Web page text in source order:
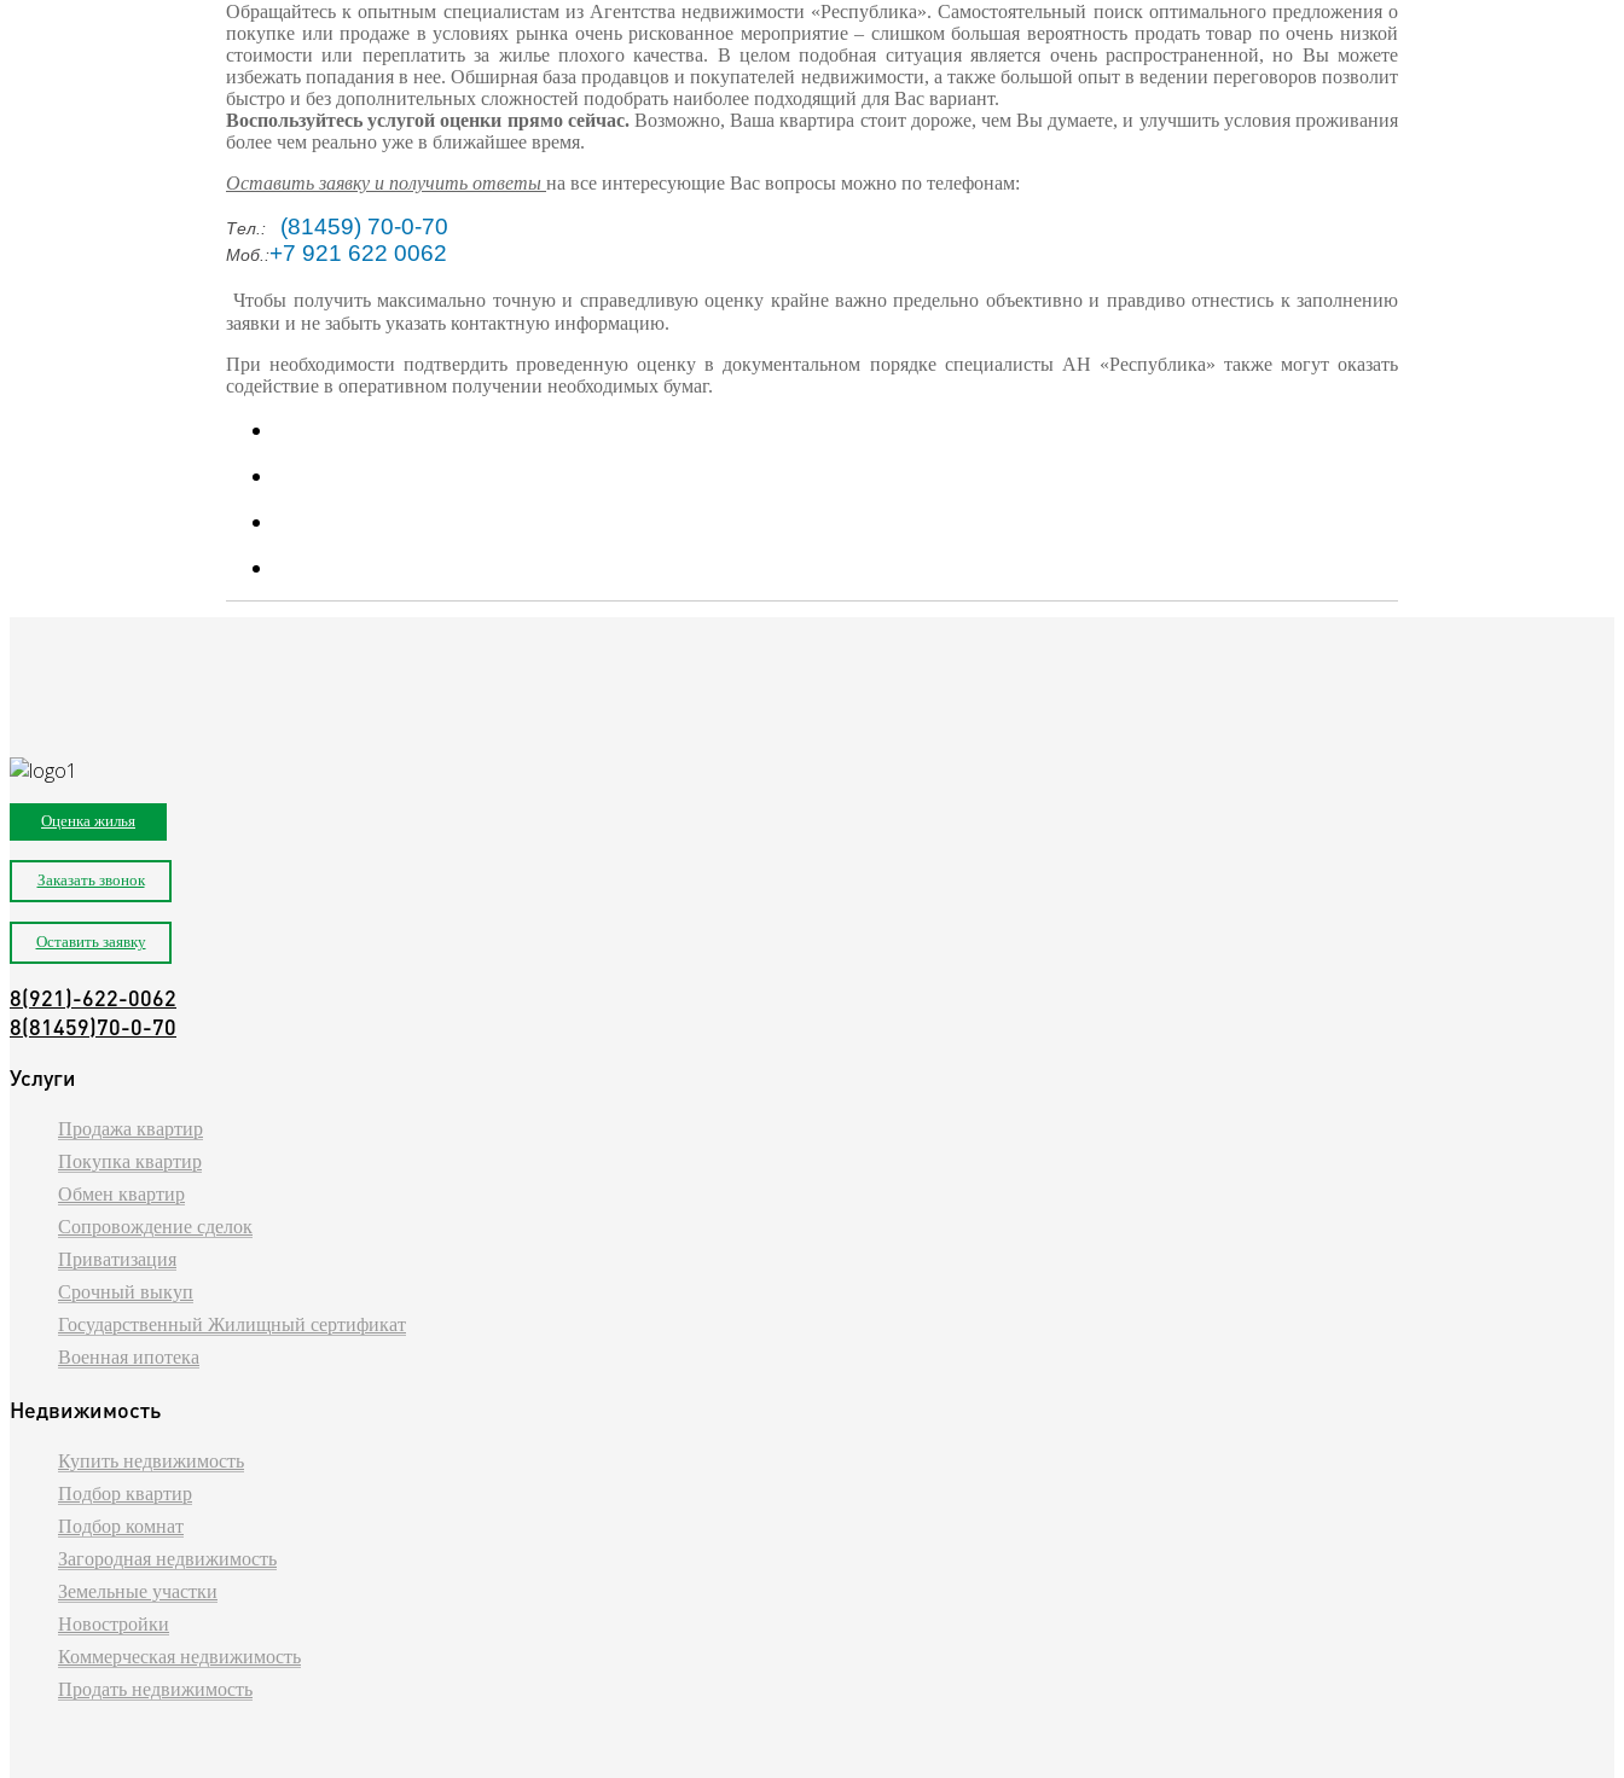
Обращайтесь к опытным специалистам из Агентства недвижимости «Республика». Самостоятельный поиск оптимального предложения о
покупке или продаже в условиях рынка очень рискованное мероприятие – слишком большая вероятность продать товар по очень низкой
стоимости или переплатить за жилье плохого качества. В целом подобная ситуация является очень распространенной, но Вы можете
избежать попадания в нее. Обширная база продавцов и покупателей недвижимости, а также большой опыт в ведении переговоров позволит
быстро и без дополнительных сложностей подобрать наиболее подходящий для Вас вариант.
Воспользуйтесь услугой оценки прямо сейчас.Возможно, Ваша квартира стоит дороже, чем Вы думаете, и улучшить условия проживания
более чем реально уже в ближайшее время.
Оставить заявку и получить ответы на все интересующие Вас вопросы можно по телефонам:
Тел.: (81459) 70-0-70
Моб.:+7 921 622 0062
Чтобы получить максимально точную и справедливую оценку крайне важно предельно объективно и правдиво отнестись к заполнению
заявки и не забыть указать контактную информацию.
При необходимости подтвердить проведенную оценку в документальном порядке специалисты АН «Республика» также могут оказать
содействие в оперативном получении необходимых бумаг.
Оценка жилья
Заказать звонок
Оставить заявку
8(921)-622-0062
8(81459)70-0-70
Услуги
Продажа квартир
Покупка квартир
Обмен квартир
Сопровождение сделок
Приватизация
Срочный выкуп
Государственный Жилищный сертификат
Военная ипотека
Недвижимость
Купить недвижимость
Подбор квартир
Подбор комнат
Загородная недвижимость
Земельные участки
Новостройки
Коммерческая недвижимость
Продать недвижимость